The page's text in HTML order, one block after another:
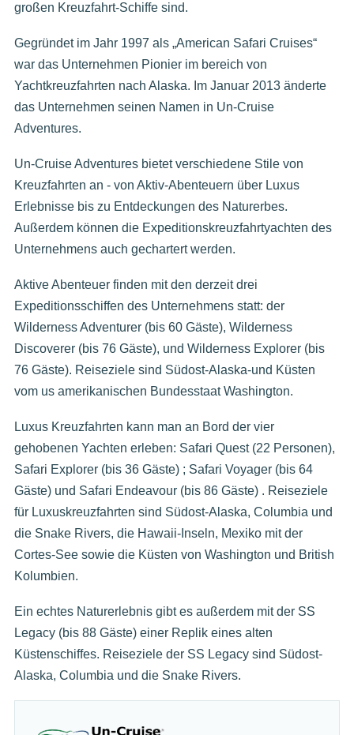
großen Kreuzfahrt-Schiffe sind.
Gegründet im Jahr 1997 als „American Safari Cruises“
war das Unternehmen Pionier im bereich von
Yachtkreuzfahrten nach Alaska. Im Januar 2013 änderte
das Unternehmen seinen Namen in Un-Cruise
Adventures.
Un-Cruise Adventures bietet verschiedene Stile von
Kreuzfahrten an - von Aktiv-Abenteuern über Luxus
Erlebnisse bis zu Entdeckungen des Naturerbes.
Außerdem können die Expeditionskreuzfahrtyachten des
Unternehmens auch gechartert werden.
Aktive Abenteuer finden mit den derzeit drei
Expeditionsschiffen des Unternehmens statt: der
Wilderness Adventurer (bis 60 Gäste), Wilderness
Discoverer (bis 76 Gäste), und Wilderness Explorer (bis
76 Gäste). Reiseziele sind Südost-Alaska-und Küsten
vom us amerikanischen Bundesstaat Washington.
Luxus Kreuzfahrten kann man an Bord der vier
gehobenen Yachten erleben: Safari Quest (22 Personen),
Safari Explorer (bis 36 Gäste) ; Safari Voyager (bis 64
Gäste) und Safari Endeavour (bis 86 Gäste) . Reiseziele
für Luxuskreuzfahrten sind Südost-Alaska, Columbia und
die Snake Rivers, die Hawaii-Inseln, Mexiko mit der
Cortes-See sowie die Küsten von Washington und British
Kolumbien.
Ein echtes Naturerlebnis gibt es außerdem mit der SS
Legacy (bis 88 Gäste) einer Replik eines alten
Küstenschiffes. Reiseziele der SS Legacy sind Südost-
Alaska, Columbia und die Snake Rivers.